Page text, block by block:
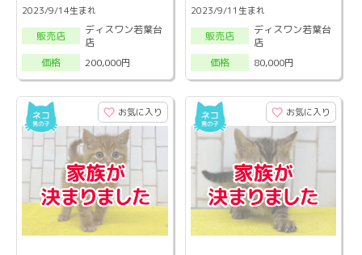
2023/9/14生まれ
販売店
ディスワン若葉台
店
価格
200,000円
2023/9/11生まれ
販売店
ディスワン若葉台
店
価格
80,000円
お気に入り お気に入り